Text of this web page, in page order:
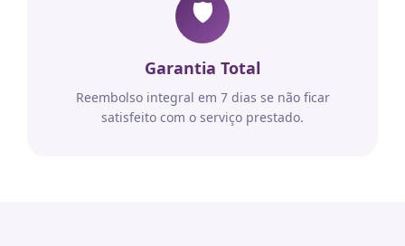
🛡️
Garantia Total
Reembolso integral em 7 dias se não ficar
satisfeito com o serviço prestado.